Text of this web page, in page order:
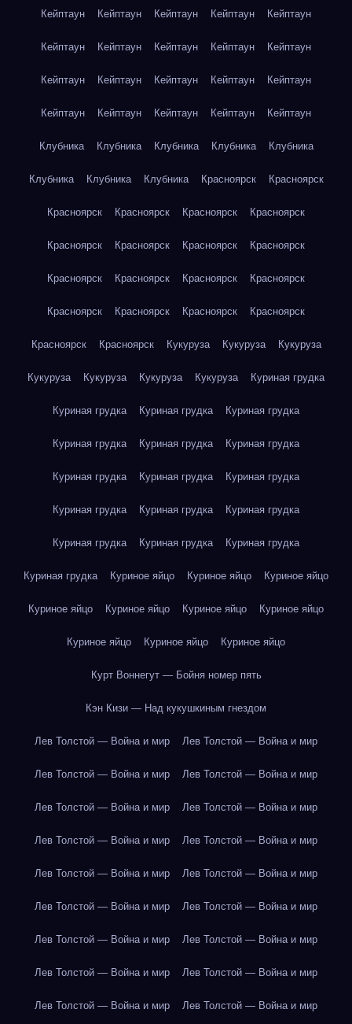
Кейптаун Кейптаун Кейптаун Кейптаун Кейптаун
Кейптаун Кейптаун Кейптаун Кейптаун Кейптаун
Кейптаун Кейптаун Кейптаун Кейптаун Кейптаун
Кейптаун Кейптаун Кейптаун Кейптаун Кейптаун
Клубника Клубника Клубника Клубника Клубника
Клубника Клубника Клубника Красноярск Красноярск
Красноярск Красноярск Красноярск Красноярск
Красноярск Красноярск Красноярск Красноярск
Красноярск Красноярск Красноярск Красноярск
Красноярск Красноярск Красноярск Красноярск
Красноярск Красноярск Кукуруза Кукуруза Кукуруза
Кукуруза Кукуруза Кукуруза Кукуруза Куриная грудка
Куриная грудка Куриная грудка Куриная грудка
Куриная грудка Куриная грудка Куриная грудка
Куриная грудка Куриная грудка Куриная грудка
Куриная грудка Куриная грудка Куриная грудка
Куриная грудка Куриная грудка Куриная грудка
Куриная грудка Куриное яйцо Куриное яйцо Куриное яйцо
Куриное яйцо Куриное яйцо Куриное яйцо Куриное яйцо
Куриное яйцо Куриное яйцо Куриное яйцо
Курт Воннегут — Бойня номер пять
Кэн Кизи — Над кукушкиным гнездом
Лев Толстой — Война и мир Лев Толстой — Война и мир
Лев Толстой — Война и мир Лев Толстой — Война и мир
Лев Толстой — Война и мир Лев Толстой — Война и мир
Лев Толстой — Война и мир Лев Толстой — Война и мир
Лев Толстой — Война и мир Лев Толстой — Война и мир
Лев Толстой — Война и мир Лев Толстой — Война и мир
Лев Толстой — Война и мир Лев Толстой — Война и мир
Лев Толстой — Война и мир Лев Толстой — Война и мир
Лев Толстой — Война и мир Лев Толстой — Война и мир